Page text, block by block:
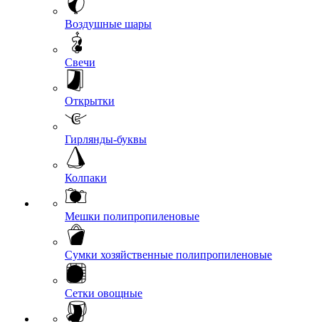
Воздушные шары
Свечи
Открытки
Гирлянды-буквы
Колпаки
Мешки полипропиленовые
Сумки хозяйственные полипропиленовые
Сетки овощные